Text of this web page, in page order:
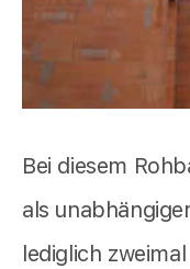
Bei diesem
als
lediglich